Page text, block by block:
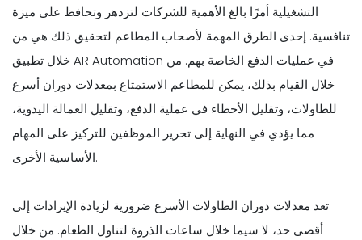
التشغيلية أمرًا بالغ الأهمية للشركات لتزدهر وتحافظ على ميزة
تنافسية. إحدى الطرق المهمة لأصحاب المطاعم لتحقيق ذلك هي من
خلال تطبيق AR Automation في عمليات الدفع الخاصة بهم. من
خلال القيام بذلك، يمكن للمطاعم الاستمتاع بمعدلات دوران أسرع
للطاولات، وتقليل الأخطاء في عملية الدفع، وتقليل العمالة اليدوية،
مما يؤدي في النهاية إلى تحرير الموظفين للتركيز على المهام
الأساسية الأخرى.
تعد معدلات دوران الطاولات الأسرع ضرورية لزيادة الإيرادات إلى
أقصى حد، لا سيما خلال ساعات الذروة لتناول الطعام. من خلال